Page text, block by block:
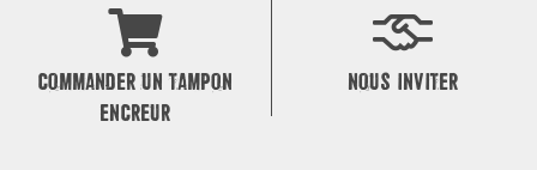
COMMANDER UN TAMPON
ENCREUR
NOUS INVITER